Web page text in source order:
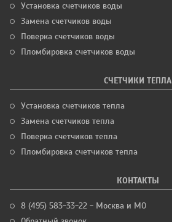
Установка счетчиков воды
Замена счетчиков воды
Поверка счетчиков воды
Пломбировка счетчиков воды
СЧЕТЧИКИ ТЕПЛА
Установка счетчиков тепла
Замена счетчиков тепла
Поверка счетчиков тепла
Пломбировка счетчиков тепла
КОНТАКТЫ
8 (495) 583-33-22 - Москва и МО